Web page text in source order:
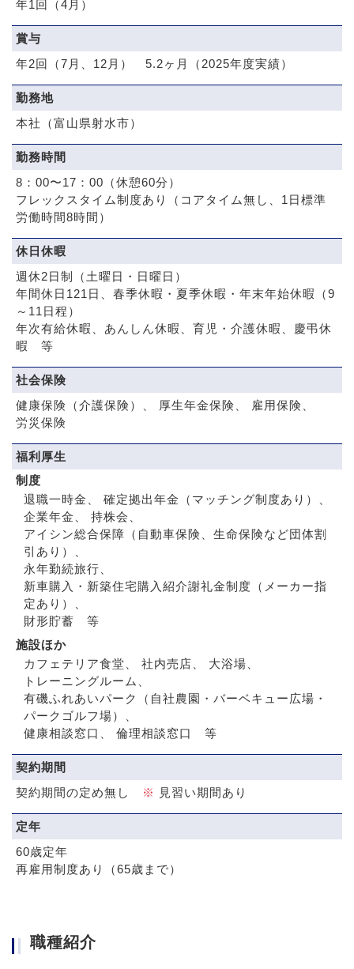
年1回（4月）
賞与
年2回（7月、12月） 5.2ヶ月（2025年度実績）
勤務地
本社（富山県射水市）
勤務時間
8：00〜17：00（休憩60分）
フレックスタイム制度あり（コアタイム無し、1日標準
労働時間8時間）
休日休暇
週休2日制（土曜日・日曜日）
年間休日121日、春季休暇・夏季休暇・年末年始休暇（9
～11日程）
年次有給休暇、あんしん休暇、育児・介護休暇、慶弔休
暇 等
社会保険
健康保険（介護保険）
厚生年金保険
雇用保険
労災保険
福利厚生
制度
退職一時金
確定拠出年金（マッチング制度あり）
企業年金
持株会
アイシン総合保障（自動車保険、生命保険など団体割
引あり）
永年勤続旅行
新車購入・新築住宅購入紹介謝礼金制度（メーカー指
定あり）
財形貯蓄 等
施設ほか
カフェテリア食堂
社内売店
大浴場
トレーニングルーム
有磯ふれあいパーク（自社農園・バーベキュー広場・
パークゴルフ場）
健康相談窓口
倫理相談窓口 等
契約期間
契約期間の定め無し
※ 見習い期間あり
定年
60歳定年
再雇用制度あり（65歳まで）
職種紹介